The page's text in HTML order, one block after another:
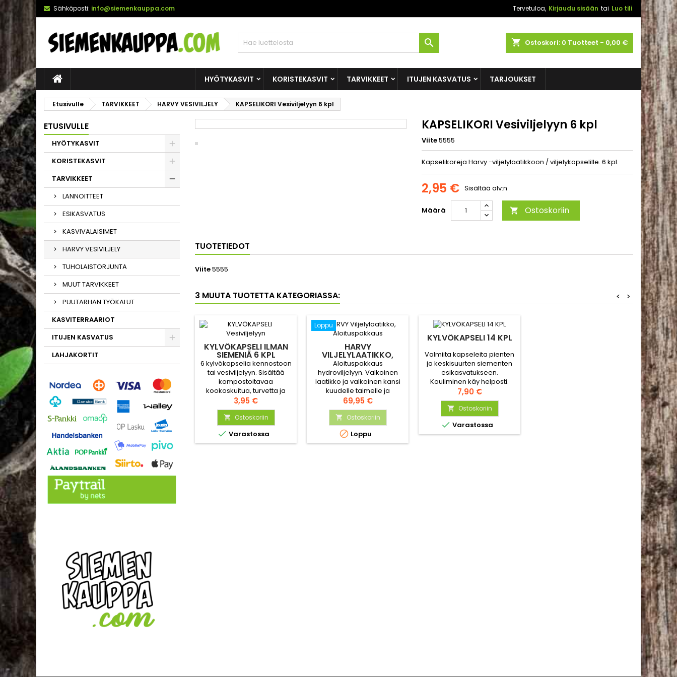
Sähköposti: info@siemenkauppa.com Tervetuloa, Kirjaudu sisään tai Luo tili
shopping_cart Ostoskori: 0 Tuotteet - 0,00 €

HYÖTYKASVIT KORISTEKASVIT TARVIKKEET ITUJEN KASVATUS TARJOUKSET
Etusivulle TARVIKKEET HARVY VESIVILJELY KAPSELIKORI Vesiviljelyyn 6 kpl
ETUSIVULLE
HYÖTYKASVIT
KORISTEKASVIT
TARVIKKEET
LANNOITTEET
ESIKASVATUS
KASVIVALAISIMET
HARVY VESIVILJELY
TUHOLAISTORJUNTA
MUUT TARVIKKEET
PUUTARHAN TYÖKALUT
KASVITERRAARIOT
ITUJEN KASVATUS
LAHJAKORTIT
KAPSELIKORI Vesiviljelyyn 6 kpl
Viite5555
Kapselikoreja Harvy -viljelylaatikkoon / viljelykapselille. 6 kpl.
2,95 € Sisältää alv:n
Määrä  Ostoskoriin
TUOTETIEDOT
Viite5555
3 MUUTA TUOTETTA KATEGORIASSA: >
<
KYLVÖKAPSELI ILMAN
SIEMENIÄ 6 KPL
6 kylvökapselia kennostoon
tai vesiviljelyyn. Sisältää
kompostoitavaa
kookoskuitua, turvetta ja
hieman ravinteita. Lisää
omat siemenet.
Hinta
3,95 €
 Ostoskoriin
 Varastossa
Loppu
HARVY
VILJELYLAATIKKO,
ALOITUSPAKKAUS
Aloituspakkaus
hydroviljelyyn. Valkoinen
laatikko ja valkoinen kansi
kuudelle taimelle ja
esikylvetylle kapselille (3
salaattia, 3 basilikaa) +
kapselikorit + 250ml
erikoisravinnetta.
Hinta
69,95 €
 Ostoskoriin
 Loppu
KYLVÖKAPSELI 14 KPL
Valmiita kapseleita pienten
ja keskisuurten siementen
esikasvatukseen.
Kouliminen käy helposti.
Kompostoitavaa
kookoskuitua, turvetta ja
ravinteita. Lisää vesi ja omat
siemenet. Sopii
erinomaisesti myös
vesiviljelyyn.
Hinta
7,90 €
 Ostoskoriin
 Varastossa